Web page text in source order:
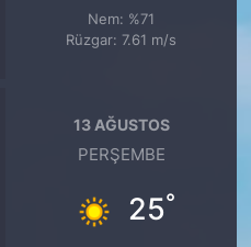
Nem: %71
Rüzgar: 7.61 m/s
13 AĞUSTOS
PERŞEMBE
25°